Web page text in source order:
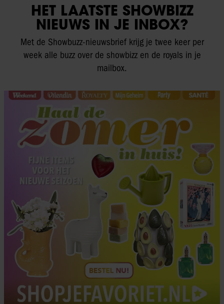
HET LAATSTE SHOWBIZZ
NIEUWS IN JE INBOX?
Met de Showbuzz-nieuwsbrief krijg je twee keer per
week alle buzz over de showbizz en de royals in je
mailbox.